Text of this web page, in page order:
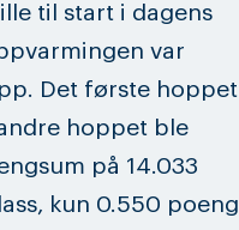
til start i dagens
var
Det første hoppet
hoppet ble
på 14.033
kun 0.550 poeng